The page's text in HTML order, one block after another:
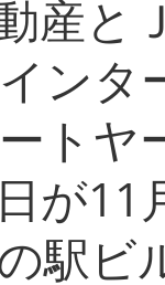
産と
ンタ
トヤ
が11
駅ビ